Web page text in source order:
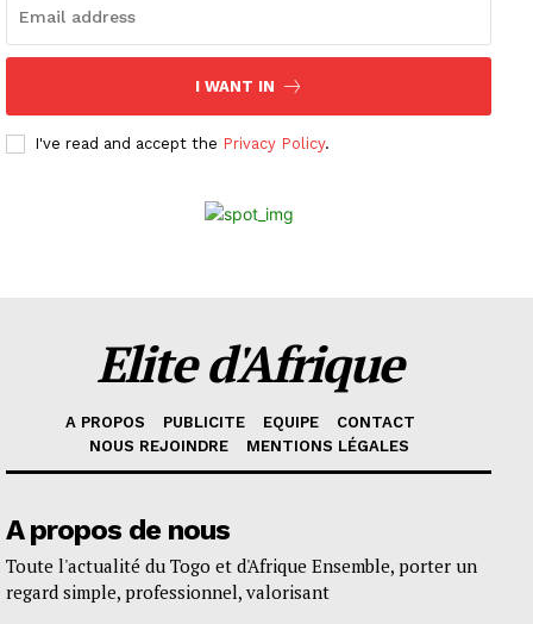
I WANT IN
I've read and accept the Privacy Policy.
Elite d'Afrique
A PROPOS PUBLICITE EQUIPE
CONTACT
NOUS REJOINDRE
MENTIONS LÉGALES
A propos de nous
Toute l'actualité du Togo et d'Afrique Ensemble, porter un
regard simple, professionnel, valorisant